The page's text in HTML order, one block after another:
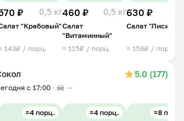
₽ 0,5 кг
"Крабовый"
143₽ / порц.
460 ₽ 0,5 кг
Салат
"Витаминный"
≈ 115₽ / порц.
630 ₽
Салат "Лисичка"
≈ 158₽ / порц.
5.0 (177)
с 17:00 —
≈4 порц. ≈4 порц. ≈8 порц.